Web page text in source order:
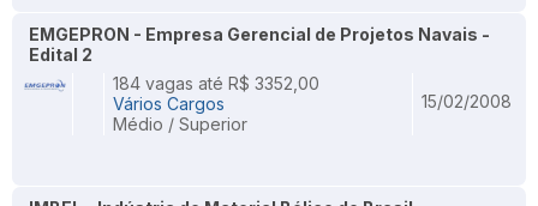
EMGEPRON - Empresa Gerencial de Projetos Navais -
Edital 2
184 vagas até R$ 3352,00
Vários Cargos
Médio / Superior
15/02/2008